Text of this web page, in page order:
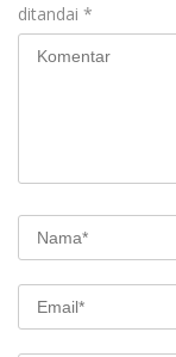
ditandai *